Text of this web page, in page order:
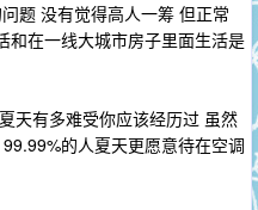
题 没有觉得高人一筹 但正常
和在一线大城市房子里面生活是
天有多难受你应该经历过 虽然
的人夏天更愿意待在空调